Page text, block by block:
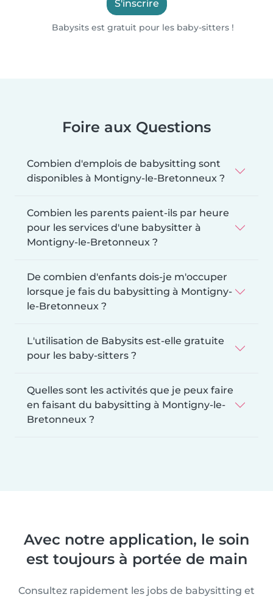
S'inscrire
Babysits est gratuit pour les baby-sitters !
Foire aux Questions
Combien d'emplois de babysitting sont
disponibles à Montigny-le-Bretonneux ?
Combien les parents paient-ils par heure
pour les services d'une babysitter à
Montigny-le-Bretonneux ?
De combien d'enfants dois-je m'occuper
lorsque je fais du babysitting à Montigny-
le-Bretonneux ?
L'utilisation de Babysits est-elle gratuite
pour les baby-sitters ?
Quelles sont les activités que je peux faire
en faisant du babysitting à Montigny-le-
Bretonneux ?
Avec notre application, le soin
est toujours à portée de main
Consultez rapidement les jobs de babysitting et